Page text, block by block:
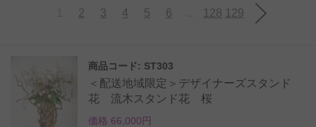
2 3 4 5 6 128 129
商品コード: ST303
＜配送地域限定＞デザイナーズスタンド
花 流木スタンド花 桜
価格 66,000円